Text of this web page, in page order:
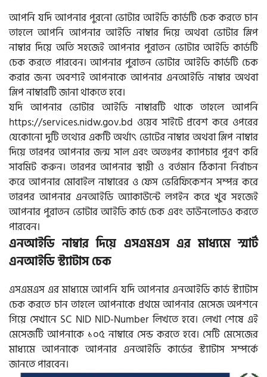
আপনি যদি আপনার পুরনো ভোটার আইডি কার্ডটি চেক করতে চান
তাহলে আপনি আপনার আইডি নাম্বার দিয়ে অথবা ভোটার স্লিপ
নাম্বার দিয়ে অতি সহজেই আপনার পুরাতন ভোটার আইডি কার্ডটি
চেক করতে পারবেন। আপনার পুরাতন ভোটার আইডি কার্ডটি চেক
করার জন্য অবশ্যই আপনাকে আপনার এনআইডি নাম্বার অথবা
স্লিপ নাম্বারটি জানা থাকতে হবে।
যদি আপনার ভোটার আইডি নাম্বারটি থাকে তাহলে আপনি
https://services.nidw.gov.bd ওয়েব সাইটে প্রবেশ করে ওপরের
যেকোনো দুটি তথ্যের একটি অর্থাৎ ভোটের নাম্বার অথবা স্লিপ নাম্বার
দিয়ে তারপর আপনার জন্ম সাল এবং অতঃপর ক্যাপচার পূরণ করি
সাবমিট করুন। তারপর আপনার স্থায়ী ও বর্তমান ঠিকানা নির্বাচন
করে আপনার মোবাইল নাম্বারের ও ফেস ভেরিফিকেশন সম্পন্ন করে
তারপর আপনার এনআইডি অ্যাকাউন্টে লগইন করে খুব সহজেই
আপনার পুরাতন ভোটার আইডি কার্ড চেক এবং ডাউনলোডও করতে
পারবেন।
এনআইডি নাম্বার দিয়ে এসএমএস এর মাধ্যমে স্মার্ট
এনআইডি স্ট্যাটাস চেক
এসএমএস এর মাধ্যমে আপনি যদি আপনার এনআইডি কার্ড স্ট্যাটাস
চেক করতে চান তাহলে আপনাকে প্রথমে আপনার মেসেজ অপশনে
গিয়ে সেখানে SC NID NID-Number লিখতে হবে। লেখা শেষে এই
মেসেজটি আপনাকে ১০৫ নাম্বারে সেন্ড করতে হবে। সেটি মেসেজের
মাধ্যমে আপনাকে আপনার এনআইডি কার্ডের স্ট্যাটাস সম্পর্কে
জানতে পারবেন।